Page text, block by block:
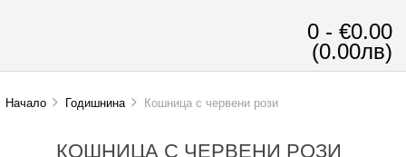
0 - €0.00
(0.00лв)
Начало Годишнина Кошница с червени рози
КОШНИЦА С ЧЕРВЕНИ РОЗИ